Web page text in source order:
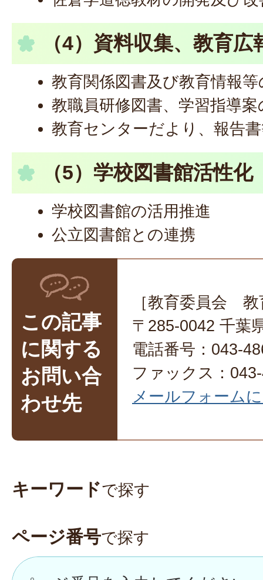
（4）資料収集、教育広
教育関係図書及び教育情報
教職員研修図書、学習指導
教育センターだより、報告
（5）学校図書館活性化
学校図書館の活用推進
公立図書館との連携
この記事
に関する
お問い合
わせ先
［教育委員会
〒285-0042 千葉
電話番号：043-
ファックス：
メールフォーム
キーワードで探す
ページ番号で探す